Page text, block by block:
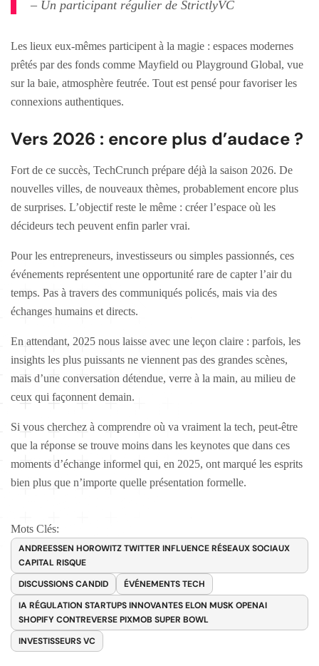
– Un participant régulier de StrictlyVC
Les lieux eux-mêmes participent à la magie : espaces modernes
prêtés par des fonds comme Mayfield ou Playground Global, vue
sur la baie, atmosphère feutrée. Tout est pensé pour favoriser les
connexions authentiques.
Vers 2026 : encore plus d’audace ?
Fort de ce succès, TechCrunch prépare déjà la saison 2026. De
nouvelles villes, de nouveaux thèmes, probablement encore plus
de surprises. L’objectif reste le même : créer l’espace où les
décideurs tech peuvent enfin parler vrai.
Pour les entrepreneurs, investisseurs ou simples passionnés, ces
événements représentent une opportunité rare de capter l’air du
temps. Pas à travers des communiqués policés, mais via des
échanges humains et directs.
En attendant, 2025 nous laisse avec une leçon claire : parfois, les
insights les plus puissants ne viennent pas des grandes scènes,
mais d’une conversation détendue, verre à la main, au milieu de
ceux qui façonnent demain.
Si vous cherchez à comprendre où va vraiment la tech, peut-être
que la réponse se trouve moins dans les keynotes que dans ces
moments d’échange informel qui, en 2025, ont marqué les esprits
bien plus que n’importe quelle présentation formelle.
Mots Clés:
ANDREESSEN HOROWITZ TWITTER INFLUENCE RÉSEAUX SOCIAUX
CAPITAL RISQUE
DISCUSSIONS CANDID
ÉVÉNEMENTS TECH
IA RÉGULATION STARTUPS INNOVANTES ELON MUSK OPENAI
SHOPIFY CONTREVERSE PIXMOB SUPER BOWL
INVESTISSEURS VC